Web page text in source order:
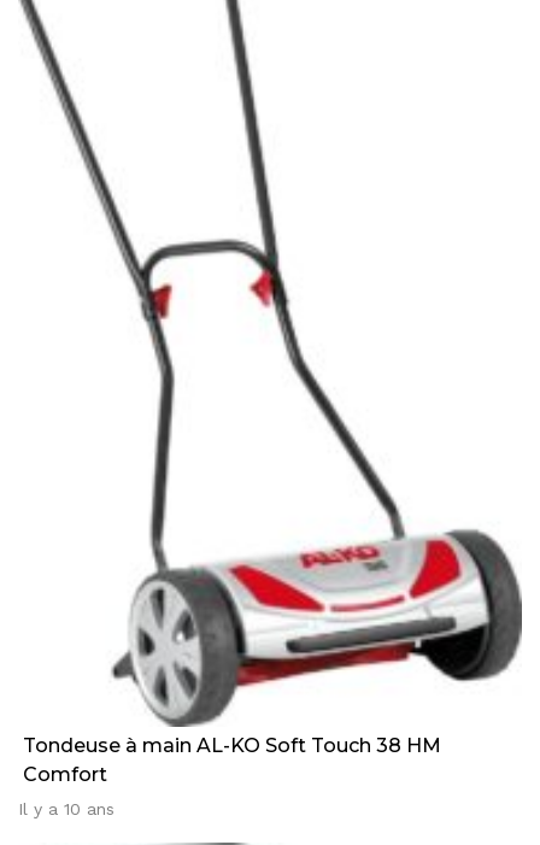
Tondeuse à main AL-KO Soft Touch 38 HM
Comfort
Il y a 10 ans